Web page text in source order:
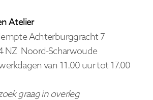
Atelier
Achterburggracht 7
NZ Noord-Scharwoude
van 11.00 uur tot 17.00
graag in overleg